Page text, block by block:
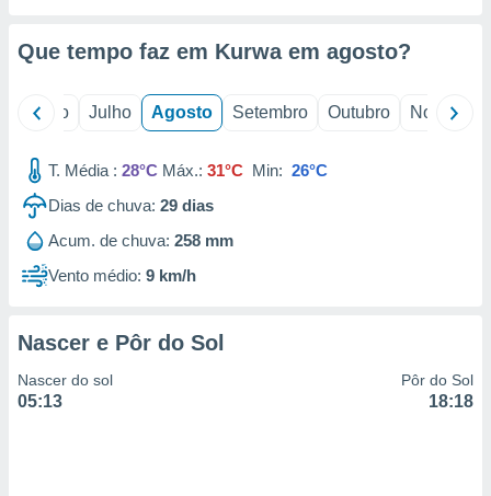
estudos
de
1199
Que tempo faz em Kurwa em agosto?
Junho Julho Agosto Setembro Outubro Novembro
T. Média : 28°C Máx.: 31°C Min: 26°C
Dias de chuva: 29 dias
Acum. de chuva: 258 mm
Vento médio: 9 km/h
Nascer e Pôr do Sol
Nascer do sol
05:13
Pôr do Sol
18:18